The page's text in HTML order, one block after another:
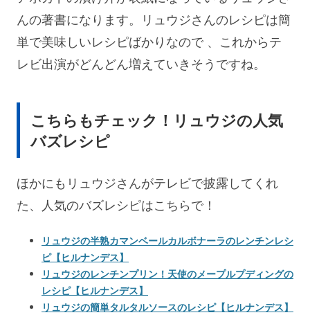
んの著書になります。リュウジさんのレシピは簡
単で美味しいレシピばかりなので 、これからテ
レビ出演がどんどん増えていきそうですね。
こちらもチェック！リュウジの人気
バズレシピ
ほかにもリュウジさんがテレビで披露してくれ
た、人気のバズレシピはこちらで！
リュウジの半熟カマンベールカルボナーラのレンチンレシ
ピ【ヒルナンデス】
リュウジのレンチンプリン！天使のメープルプディングの
レシピ【ヒルナンデス】
リュウジの簡単タルタルソースのレシピ【ヒルナンデス】